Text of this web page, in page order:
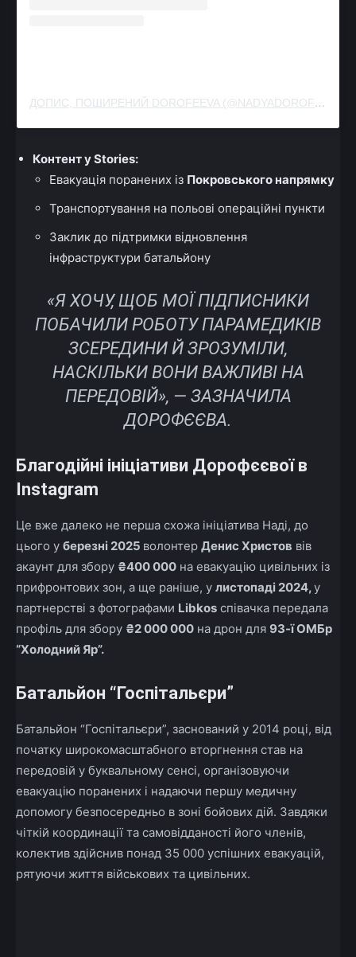
ДОПИС, ПОШИРЕНИЙ DOROFEEVA (@NADYADOROFEEVA)
Контент у Stories:
Евакуація поранених із Покровського напрямку
Транспортування на польові операційні пункти
Заклик до підтримки відновлення
інфраструктури батальйону
«Я ХОЧУ, ЩОБ МОЇ ПІДПИСНИКИ
ПОБАЧИЛИ РОБОТУ ПАРАМЕДИКІВ
ЗСЕРЕДИНИ Й ЗРОЗУМІЛИ,
НАСКІЛЬКИ ВОНИ ВАЖЛИВІ НА
ПЕРЕДОВІЙ», — ЗАЗНАЧИЛА
ДОРОФЄЄВА.
Благодійні ініціативи Дорофєєвої в
Instagram
Це вже далеко не перша схожа ініціатива Наді, до
цього у березні 2025 волонтер Денис Христов вів
акаунт для збору ₴400 000 на евакуацію цивільних із
прифронтових зон, а ще раніше, у листопаді 2024,у
партнерстві з фотографами Libkos співачка передала
профіль для збору ₴2 000 000 на дрон для 93-ї ОМБр
“Холодний Яр”.
Батальйон “Госпітальєри”
Батальйон “Госпітальєри”, заснований у 2014 році, від
початку широкомасштабного вторгнення став на
передовій у буквальному сенсі, організовуючи
евакуацію поранених і надаючи першу медичну
допомогу безпосередньо в зоні бойових дій. Завдяки
чіткій координації та самовідданості його членів,
колектив здійснив понад 35 000 успішних евакуацій,
рятуючи життя військових та цивільних.